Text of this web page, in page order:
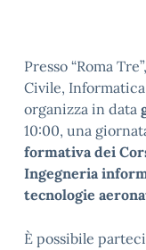
Presso “Roma
Civile,
organizza in data
10:00, una
formativa dei
Ingegneria
tecnologie
È possibile